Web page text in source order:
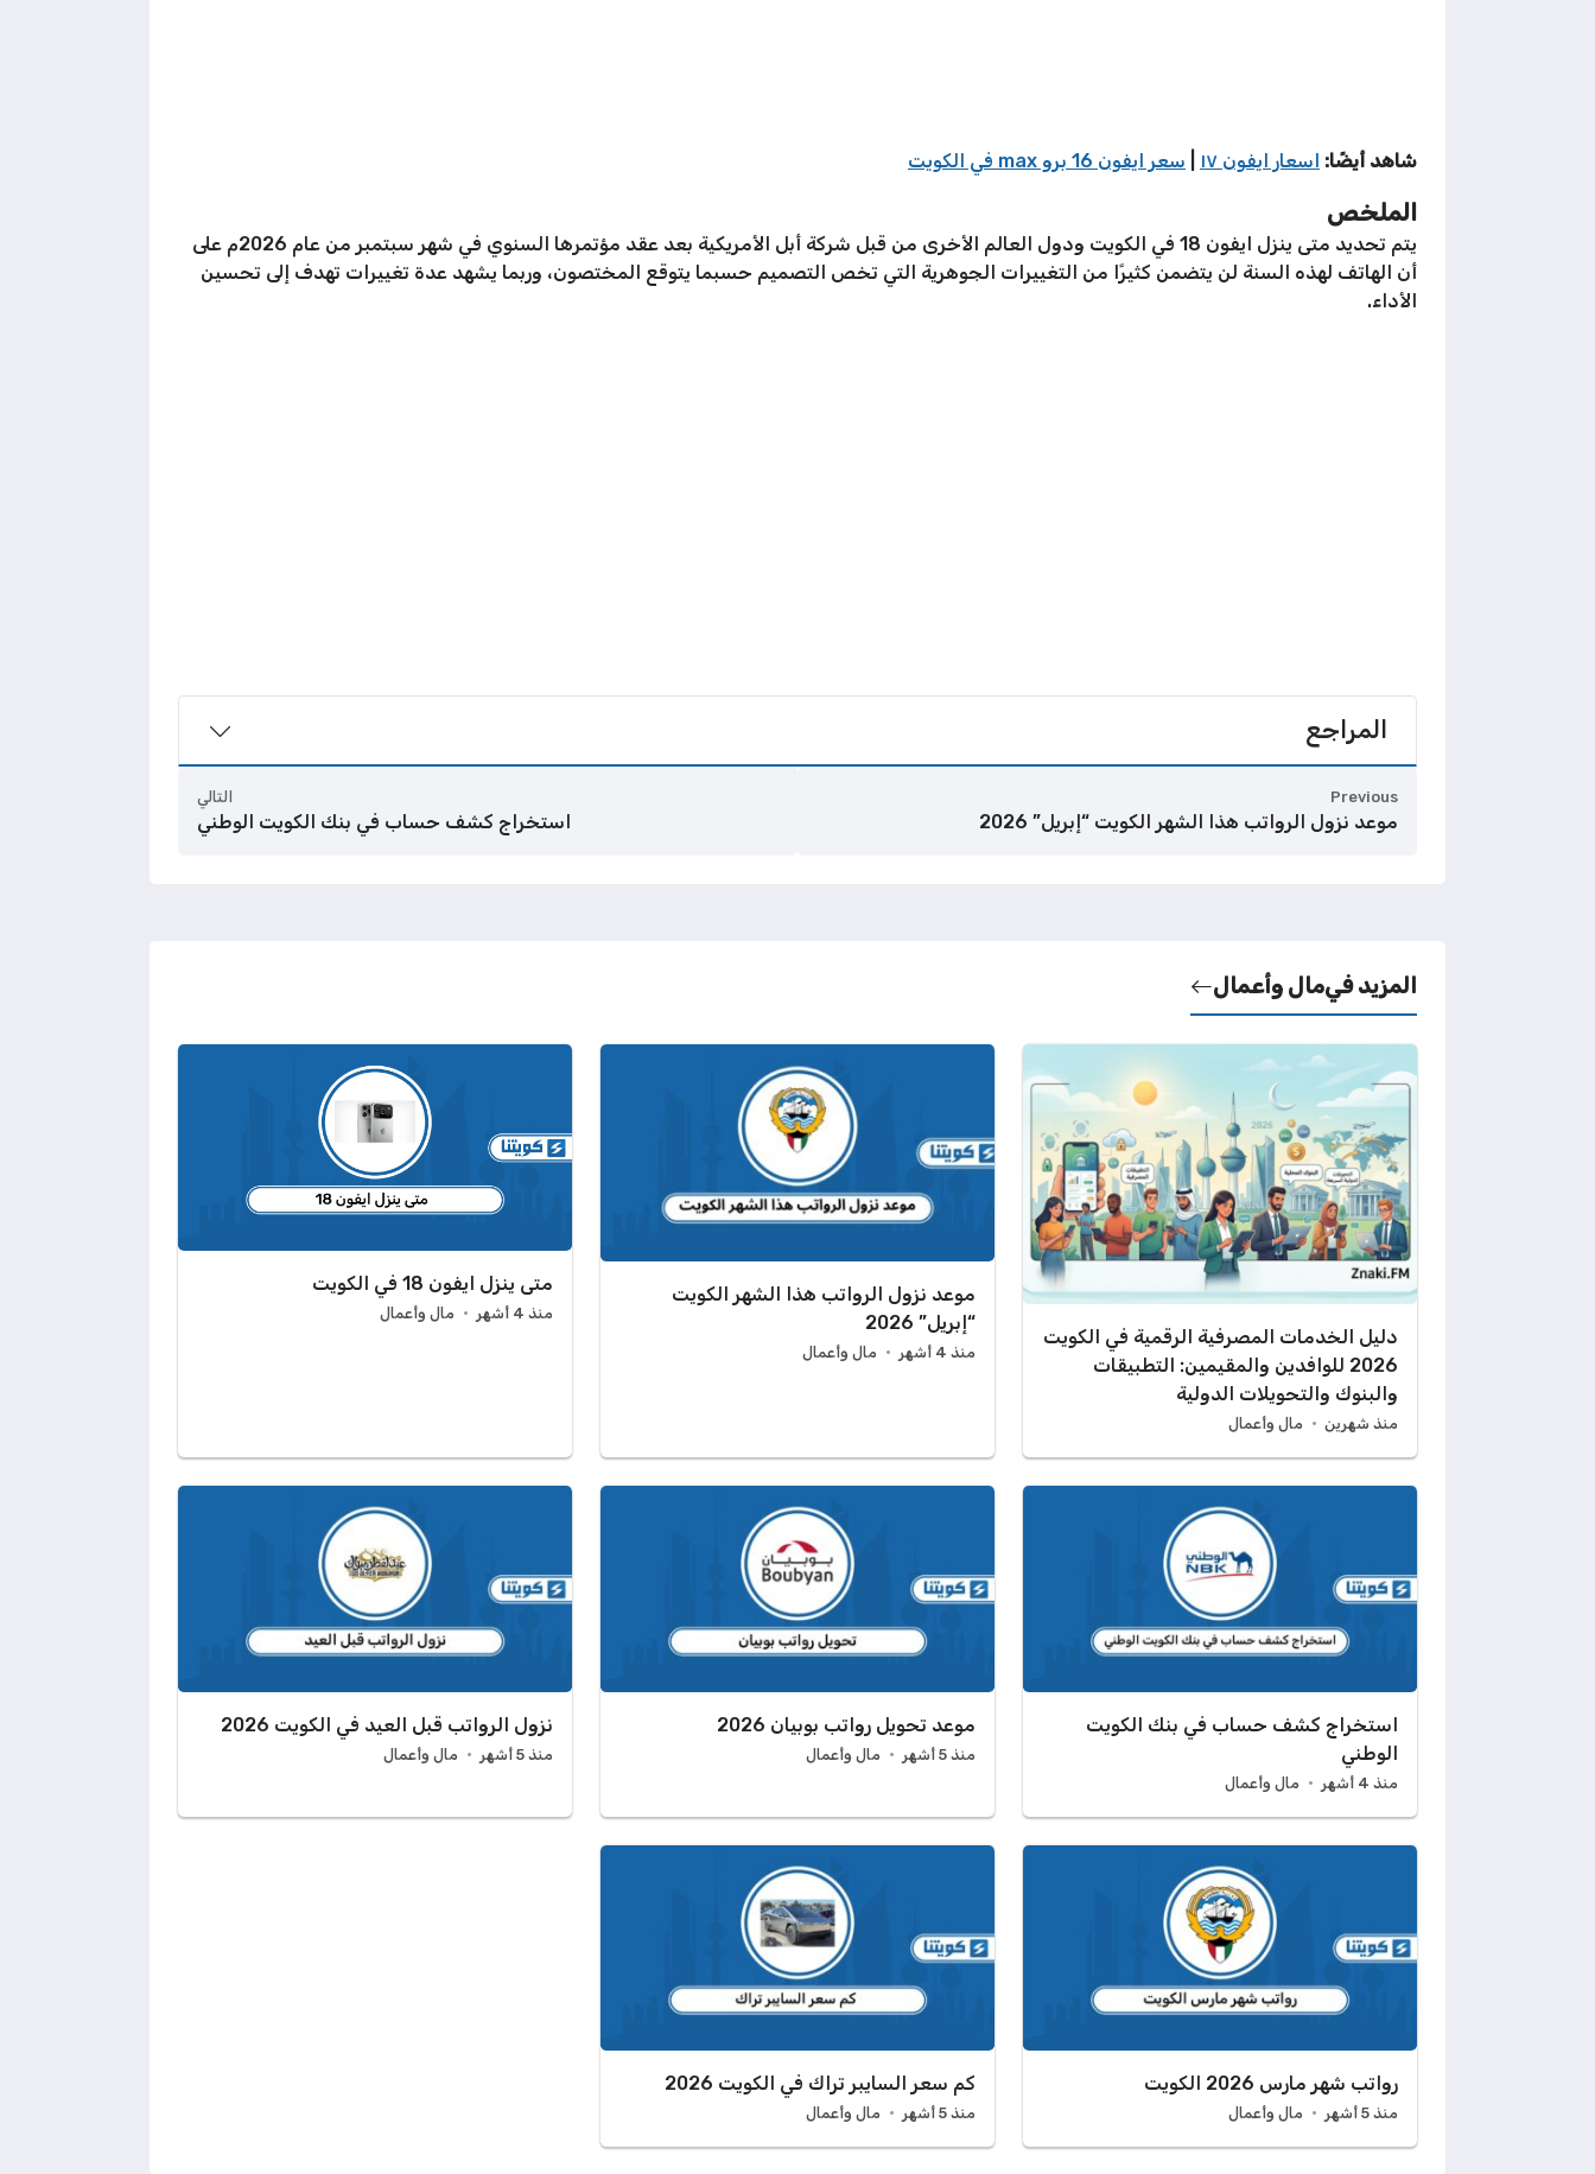
شاهد أيضًا: اسعار ايفون ١٧ سعر ايفون 16 برو max في الكويت
الملخص
يتم تحديد متى ينزل ايفون 18 في الكويت ودول العالم الأخرى من قبل شركة أبل الأمريكية بعد عقد مؤتمرها السنوي في شهر سبتمبر من عام 2026م على
أن الهاتف لهذه السنة لن يتضمن كثيرًا من التغييرات الجوهرية التي تخص التصميم حسبما يتوقع المختصون، وربما يشهد عدة تغييرات تهدف إلى تحسين
الأداء.
المراجع
Previous
موعد نزول الرواتب هذا الشهر الكويت “إبريل” 2026
التالي
استخراج كشف حساب في بنك الكويت الوطني
المزيد فيمال وأعمال
دليل الخدمات المصرفية الرقمية في الكويت
2026 للوافدين والمقيمين: التطبيقات
والبنوك والتحويلات الدولية
منذ شهرين مال وأعمال
موعد نزول الرواتب هذا الشهر الكويت
“إبريل” 2026
منذ 4 أشهر مال وأعمال
متى ينزل ايفون 18 في الكويت
منذ 4 أشهر مال وأعمال
استخراج كشف حساب في بنك الكويت
الوطني
منذ 4 أشهر مال وأعمال
موعد تحويل رواتب بوبيان 2026
منذ 5 أشهر مال وأعمال
نزول الرواتب قبل العيد في الكويت 2026
منذ 5 أشهر مال وأعمال
رواتب شهر مارس 2026 الكويت
منذ 5 أشهر مال وأعمال
كم سعر السايبر تراك في الكويت 2026
منذ 5 أشهر مال وأعمال